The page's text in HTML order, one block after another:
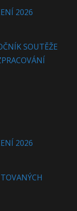
2026
SOUTĚŽE
2026